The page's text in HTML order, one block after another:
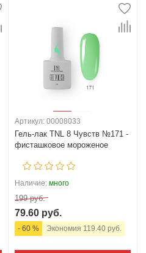
Артикул: 00008033
Гель-лак TNL 8 Чувств №171 -
фисташковое мороженое
Наличие: много
199 руб.
79.60 руб.
- 60 % Экономия 119.40 руб.